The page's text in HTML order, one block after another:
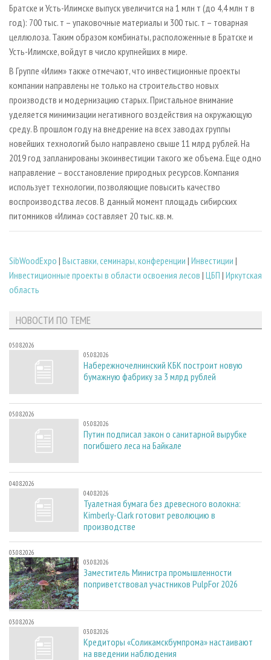
Братске и Усть-Илимске выпуск увеличится на 1 млн т (до 4,4 млн т в
год): 700 тыс. т – упаковочные материалы и 300 тыс. т – товарная
целлюлоза. Таким образом комбинаты, расположенные в Братске и
Усть-Илимске, войдут в число крупнейших в мире.
В Группе «Илим» также отмечают, что инвестиционные проекты
компании направлены не только на строительство новых
производств и модернизацию старых. Пристальное внимание
уделяется минимизации негативного воздействия на окружающую
среду. В прошлом году на внедрение на всех заводах группы
новейших технологий было направлено свыше 11 млрд рублей. На
2019 год запланированы экоинвестиции такого же объема. Еще одно
направление – восстановление природных ресурсов. Компания
использует технологии, позволяющие повысить качество
воспроизводства лесов. В данный момент площадь сибирских
питомников «Илима» составляет 20 тыс. кв. м.
SibWoodExpo | Выставки, семинары, конференции | Инвестиции |
Инвестиционные проекты в области освоения лесов | ЦБП | Иркутская
область
НОВОСТИ ПО ТЕМЕ
05.08.2026
05.08.2026
Набережночелнинский КБК построит новую
бумажную фабрику за 3 млрд рублей
05.08.2026
05.08.2026
Путин подписал закон о санитарной вырубке
погибшего леса на Байкале
04.08.2026
04.08.2026
Туалетная бумага без древесного волокна:
Kimberly-Clark готовит революцию в
производстве
03.08.2026
03.08.2026
Заместитель Министра промышленности
поприветствовал участников PulpFor 2026
03.08.2026
03.08.2026
Кредиторы «Соликамскбумпрома» настаивают
на введении наблюдения